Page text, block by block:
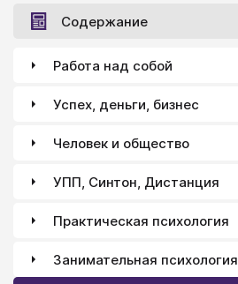
Содержание
Работа над собой
Успех, деньги, бизнес
Человек и общество
УПП, Синтон, Дистанция
Практическая психология
Занимательная психология